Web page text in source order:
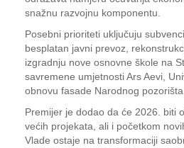
snažnu razvojnu komponentu.
Posebni prioriteti uključuju
besplatan javni prevoz,
izgradnju nove osnovne škole na
savremene umjetnosti Ars Aevi,
obnovu fasade Narodnog pozorišta.
Premijer je dodao da će 2026. biti
većih projekata, ali i početkom
Vlade ostaje na transformaciji